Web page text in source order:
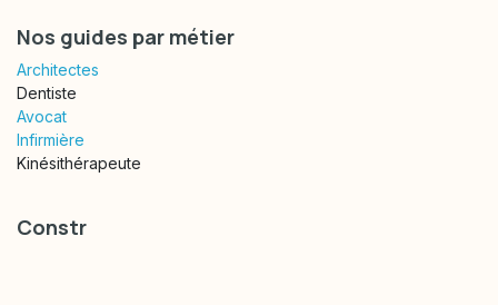
Nos guides par métier
Architectes
Dentiste
Avocat
Infirmière
Kinésithérapeute
Constr